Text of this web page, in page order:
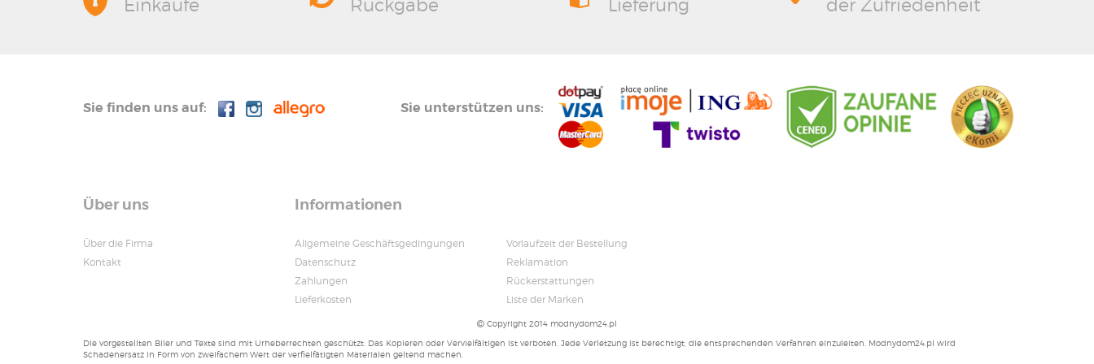
Einkäufe Rückgabe Lieferung der Zufriedenheit
Sie unterstützen uns:
Sie finden uns auf:
Über uns
Über die Firma
Kontakt
Informationen
Allgemeine Geschäftsgedingungen
Datenschutz
Zahlungen
Lieferkosten
Vorlaufzeit der Bestellung
Reklamation
Rückerstattungen
Liste der Marken
Copyright 2014 modnydom24.pl
Die vorgestellten Biler und Texte sind mit Urheberrechten geschützt. Das Kopieren oder Vervielfältigen ist verboten. Jede Verletzung ist berechtigt, die entsprechenden Verfahren einzuleiten. Modnydom24.pl wird
Schadenersatz in Form von zweifachem Wert der verfielfätigten Materialen geltend machen.